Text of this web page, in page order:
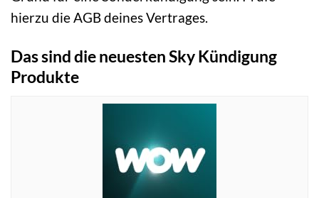
hierzu die AGB deines Vertrages.
Das sind die neuesten Sky Kündigung
Produkte